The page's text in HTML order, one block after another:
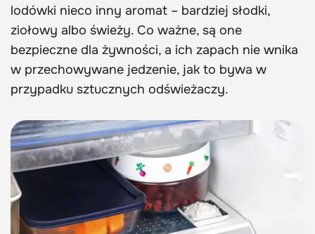
lodówki nieco inny aromat – bardziej słodki,
ziołowy albo świeży. Co ważne, są one
bezpieczne dla żywności, a ich zapach nie wnika
w przechowywane jedzenie, jak to bywa w
przypadku sztucznych odświeżaczy.